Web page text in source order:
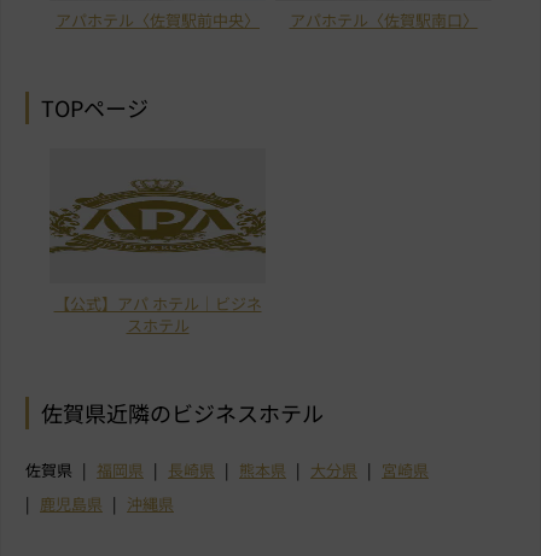
アパホテル〈佐賀駅前中央〉 アパホテル〈佐賀駅南口〉
TOPページ
【公式】アパ ホテル｜ビジネ
スホテル
佐賀県近隣のビジネスホテル
佐賀県 福岡県 長崎県 熊本県 大分県
宮崎県
鹿児島県
沖縄県